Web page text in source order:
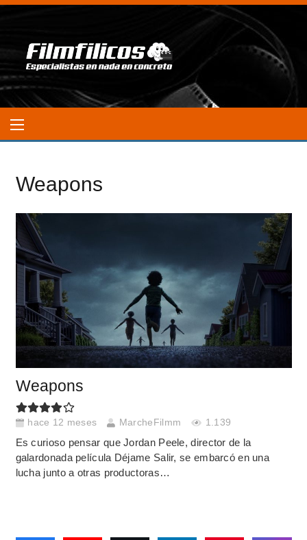
Weapons
Weapons
hace 12 meses MarcheFilmm 1.139
Es curioso pensar que Jordan Peele, director de la
galardonada película Déjame Salir, se embarcó en una
lucha junto a otras productoras…